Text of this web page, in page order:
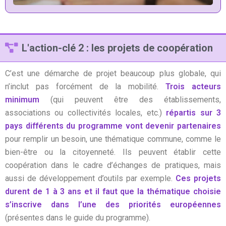
L'action-clé 2 : les projets de coopération
C’est une démarche de projet beaucoup plus globale, qui
n’inclut pas forcément de la mobilité.Trois acteurs
minimum (qui peuvent être des établissements,
associations ou collectivités locales, etc.) répartis sur 3
pays différents du programme vont devenir partenaires
pour remplir un besoin, une thématique commune, comme le
bien-être ou la citoyenneté. Ils peuvent établir cette
coopération dans le cadre d’échanges de pratiques, mais
aussi de développement d’outils par exemple. Ces projets
durent de 1 à 3 ans et il faut que la thématique choisie
s’inscrive dans l’une des priorités européennes
(présentes dans le guide du programme).